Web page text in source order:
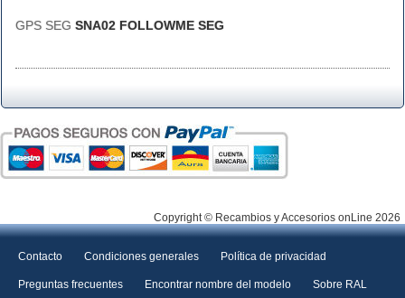
GPS SEG SNA02 FOLLOWME SEG
Copyright © Recambios y Accesorios onLine 2026
Contacto Condiciones generales Política de privacidad
Preguntas frecuentes Encontrar nombre del modelo Sobre RAL